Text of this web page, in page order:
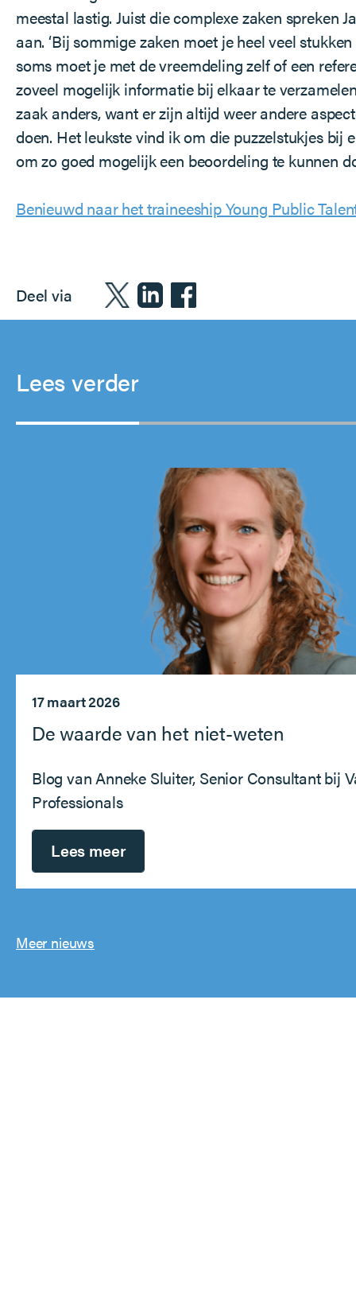
meestal lastig. Juist die complexe zaken spreken
aan. ‘Bij sommige zaken moet je heel veel
soms moet je met de vreemdeling zelf of een
zoveel mogelijk informatie bij elkaar te
zaak anders, want er zijn altijd weer andere
doen. Het leukste vind ik om die puzzelstukjes bij
om zo goed mogelijk een beoordeling te kunnen
Benieuwd naar het traineeship Young Public
Deel via
Lees verder
17 maart 2026
De waarde van het niet-weten
Blog van Anneke Sluiter, Senior Consultant bij
Professionals
Lees meer
Meer nieuws